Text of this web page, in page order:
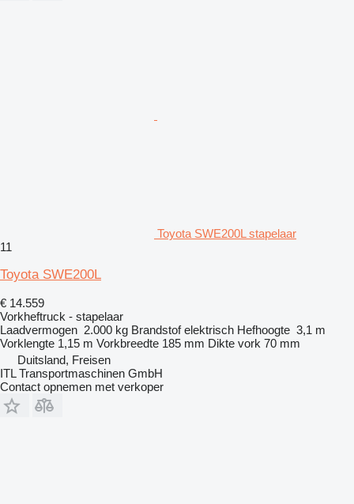
Toyota SWE200L stapelaar
11
Toyota SWE200L
€ 14.559
Vorkheftruck - stapelaar
Laadvermogen 2.000 kg Brandstof elektrisch Hefhoogte 3,1 m
Vorklengte 1,15 m Vorkbreedte 185 mm Dikte vork 70 mm
Duitsland, Freisen
ITL Transportmaschinen GmbH
Contact opnemen met verkoper